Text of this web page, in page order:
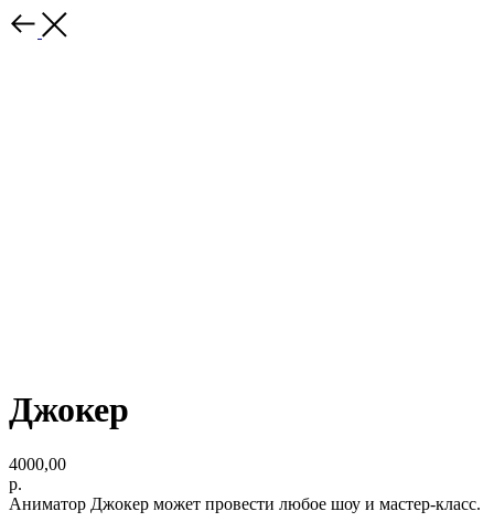
Джокер
4000,00
р.
Аниматор Джокер может провести любое шоу и мастер-класс.